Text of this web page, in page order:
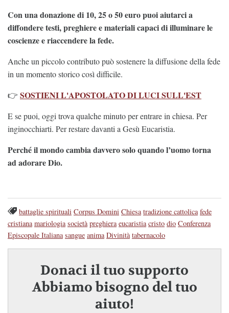
Con una donazione di 10, 25 o 50 euro puoi aiutarci a
diffondere testi, preghiere e materiali capaci di illuminare le
coscienze e riaccendere la fede.
Anche un piccolo contributo può sostenere la diffusione della fede
in un momento storico così difficile.
👉 SOSTIENI L'APOSTOLATO DI LUCI SULL'EST
E se puoi, oggi trova qualche minuto per entrare in chiesa. Per
inginocchiarti. Per restare davanti a Gesù Eucaristia.
Perché il mondo cambia davvero solo quando l’uomo torna
ad adorare Dio.
battaglie spirituali Corpus Domini Chiesa tradizione cattolica fede
cristiana mariologia società preghiera eucaristia cristo dio Conferenza
Episcopale Italiana sangue anima Divinità tabernacolo
Donaci il tuo supporto
Abbiamo bisogno del tuo
aiuto!